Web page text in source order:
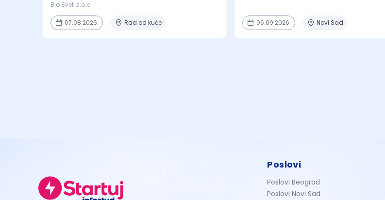
Bio Svet d.o.o.
07.08.2026. Rad od kuće 06.09.2026. Novi Sad
Poslovi
Poslovi Beograd
Poslovi Novi Sad